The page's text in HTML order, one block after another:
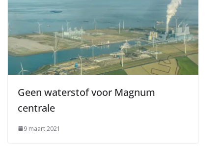
Geen waterstof voor Magnum
centrale
9 maart 2021